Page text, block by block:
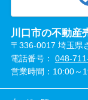
川口市の不動産
〒336-0017 埼玉県
電話番号： 048-
営業時間：10:00～